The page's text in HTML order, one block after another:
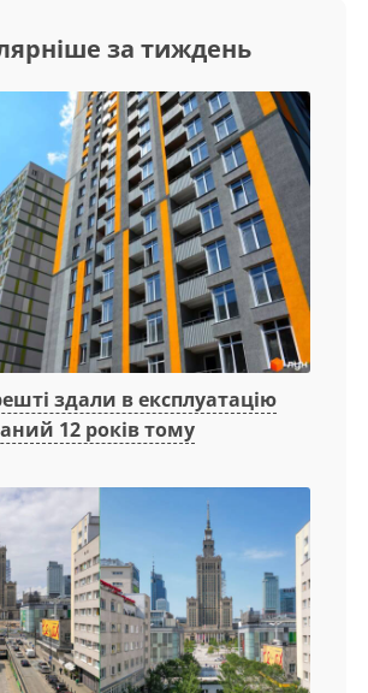
за тиждень
здали в експлуатацію
12 років тому